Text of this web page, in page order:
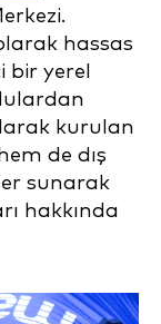
hassas
bir yerel
kurulan
de dış
sunarak
hakkında